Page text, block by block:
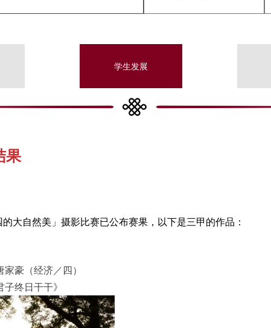
学生发展
果
大自然美」摄影比赛已公布赛果，以下是三甲的作品：
豪（经济／四）
子终日干干》